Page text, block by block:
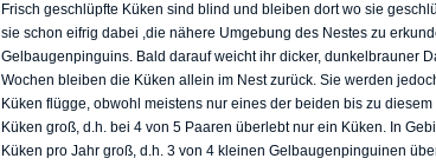
Frisch geschlüpfte Küken sind blind und bleiben dort wo sie
sie schon eifrig dabei ,die nähere Umgebung des Nestes zu
Gelbaugenpinguins. Bald darauf weicht ihr dicker, dunkelbrauner
Wochen bleiben die Küken allein im Nest zurück. Sie werden
Küken flügge, obwohl meistens nur eines der beiden bis zu
Küken groß, d.h. bei 4 von 5 Paaren überlebt nur ein Küken. In
Küken pro Jahr groß, d.h. 3 von 4 kleinen Gelbaugenpinguinen